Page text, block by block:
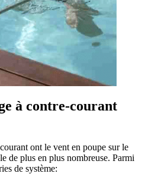
à contre-courant
ont le vent en poupe sur le
de plus en plus nombreuse. Parmi
de système: